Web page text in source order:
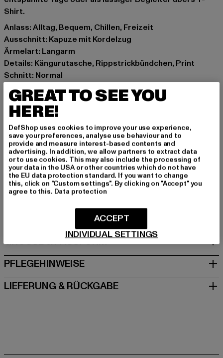
Shirt.
Anlass: Alltag, Bequem, Chillen, Freizeit
Ausschnitt: Kapuze mit Kordelzug
Ärmelart: Langarm
Details: Kängurutasche, Rippstrickbündchen, Print
Schnitt: Normal
Marke: Merchcode
Kat.: Sweat & Fleece - Hoodies
Farbe: grau
Hersteller Farbe: heather grey
Materialzusammensetzung: 65% Baumwolle, 35%
Polyester
Art.Nr: MC902-00431
Hersteller: TB International GmbH |info@tbint.de
Dr.-Robert-Murjahn-Straße 7 | 64372 Ober-Ramstadt |
GRÖSSE & PASSFORM
PFLEGEHINWEISE
LIEFERUNG & RÜCKGABE
GREAT TO SEE YOU
HERE!
DefShop uses cookies to improve your use experience,
save your preferences, analyse use behaviour and to
provide and measure interest-based contents and
advertising. In addition, we allow partners to extract data
or to use cookies. This may also include the processing of
your data in the USA or other countries which do not have
the EU data protection standard. If you want to change
this, click on "Custom settings". By clicking on "Accept" you
agree to this. Data protection
INDIVIDUAL SETTINGS
ACCEPT